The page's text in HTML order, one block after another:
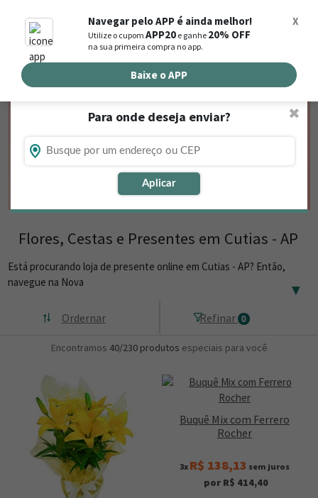
Navegar pelo APP é ainda melhor!
Utilize o cupomAPP20 e ganhe 20% OFF
na sua primeira compra no app.
X
Baixe o APP
Busca de produtos
Buscar por endereço de entrega
Para onde deseja enviar?
Aplicar
✖
Flores, Cestas e Presentes em Cutias - AP
Está procurando loja de presente online em Cutias - AP? Então,
navegue na Nova
▼
Refinar 0
Ordernar
Encontramos 40/230 produtos especiais para você
Buquê Mix com Ferrero
Rocher
3x R$ 138,13 sem juros
por R$ 414,40